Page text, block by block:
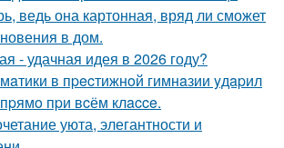
ведь она картонная, вряд ли сможет
в дом.
- удачная идея в 2026 году?
в пpecтижнoй гимнaзии yдapил
пpи вcём клacce.
уюта, элегантности и